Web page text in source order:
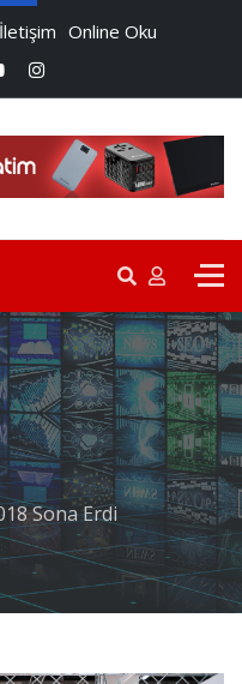
İletişim Online Oku
Sona Erdi